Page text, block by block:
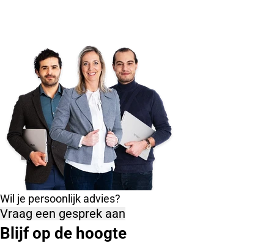
Wil je persoonlijk advies?
Vraag een gesprek aan
Blijf op de hoogte